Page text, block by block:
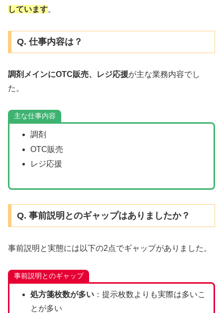
しています。
Q. 仕事内容は？
調剤メインにOTC販売、レジ応援が主な業務内容でし
た。
主な仕事内容
調剤
OTC販売
レジ応援
Q. 事前説明とのギャップはありましたか？
事前説明と実態には以下の2点でギャップがありました。
事前説明とのギャップ
処方箋枚数が多い：提示枚数よりも実際は多いこ
とが多い